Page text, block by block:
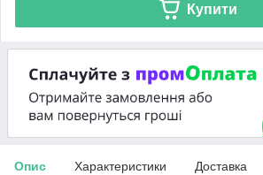
Купити
Опис Характеристики Доставка